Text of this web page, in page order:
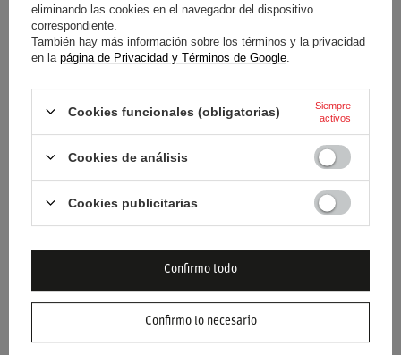
11,60 € / artículo
RACOR RECTO OMP
8,40 € / artículo
eliminando las cookies en el navegador del dispositivo
correspondiente.
También hay más información sobre los términos y la privacidad
en la página de Privacidad y Términos de Google
Cookies funcionales (obligatorias)
Siempre
activos
Cookies de análisis
Cookies publicitarias
Confirmo lo necesario
Confirmo todo